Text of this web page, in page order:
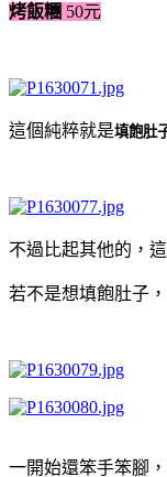
烤飯糰 50元
這個純粹就是填飽肚
不過比起其他的，
若不是想填飽肚子
一開始還笨手笨腳